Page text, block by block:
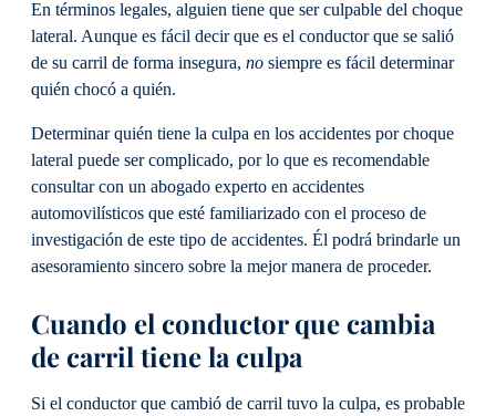
En términos legales, alguien tiene que ser culpable del choque
lateral. Aunque es fácil decir que es el conductor que se salió
de su carril de forma insegura, no siempre es fácil determinar
quién chocó a quién.
Determinar quién tiene la culpa en los accidentes por choque
lateral puede ser complicado, por lo que es recomendable
consultar con un abogado experto en accidentes
automovilísticos que esté familiarizado con el proceso de
investigación de este tipo de accidentes. Él podrá brindarle un
asesoramiento sincero sobre la mejor manera de proceder.
Cuando el conductor que cambia
de carril tiene la culpa
Si el conductor que cambió de carril tuvo la culpa, es probable